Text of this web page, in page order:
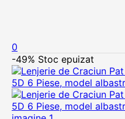
0
-49% Stoc epuizat